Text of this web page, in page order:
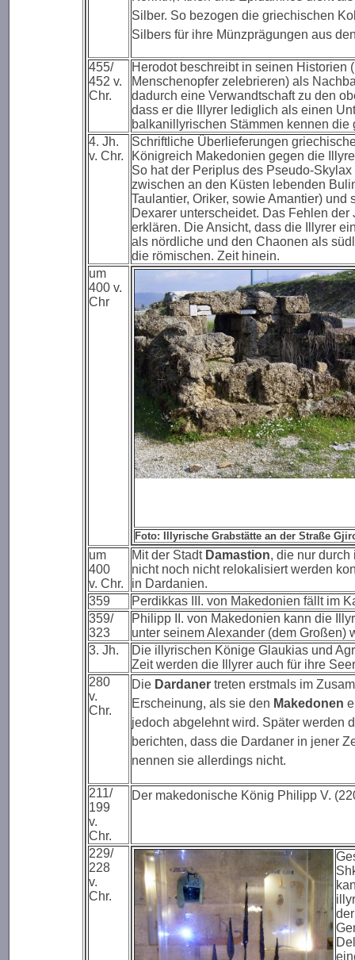
Silber. So bezogen die griechischen
Silbers für ihre Münzprägungen aus
455/
452 v.
Chr.
Herodot beschreibt in seinen Historien
Menschenopfer zelebrieren) als
dadurch eine Verwandtschaft zu den
dass er die Illyrer lediglich als einen
balkanillyrischen Stämmen kennen
4. Jh.
v. Chr.
Schriftliche Überlieferungen
Königreich Makedonien gegen die
So hat der Periplus des Pseudo-
zwischen an den Küsten lebenden
Taulantier, Oriker, sowie Amantier)
Dexarer unterscheidet. Das Fehlen
erklären. Die Ansicht, dass die Illyrer
als nördliche und den Chaonen als
die römischen. Zeit hinein.
um
400 v.
Chr
Foto: Illyrische Grabstätte an der Straße
um
400
v. Chr.
Mit der Stadt Damastion, die nur
nicht noch nicht relokalisiert werden
in Dardanien.
359
Perdikkas III. von Makedonien fällt im
359/
323
Philipp II. von Makedonien kann die
unter seinem Alexander (dem Großen)
3. Jh.
Die illyrischen Könige Glaukias und
Zeit werden die Illyrer auch für ihre
280
v.
Chr.
Die Dardaner treten erstmals im
Erscheinung, als sie den Makedonen
jedoch abgelehnt wird. Später werden
berichten, dass die Dardaner in jener
nennen sie allerdings nicht.
211/
199
v.
Chr.
Der makedonische König Philipp V.
229/
228
v.
Chr.